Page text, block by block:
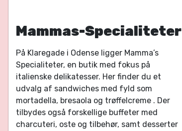
Mammas-Specialiteter
På Klaregade i Odense ligger Mamma’s
Specialiteter, en butik med fokus på
italienske delikatesser. Her finder du et
udvalg af sandwiches med fyld som
mortadella, bresaola og trøffelcreme . Der
tilbydes også forskellige buffeter med
charcuteri, oste og tilbehør, samt desserter